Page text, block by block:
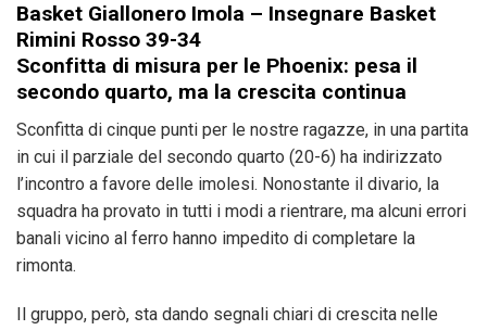
Basket Giallonero Imola – Insegnare Basket
Rimini Rosso 39-34
Sconfitta di misura per le Phoenix: pesa il
secondo quarto, ma la crescita continua
Sconfitta di cinque punti per le nostre ragazze, in una partita
in cui il parziale del secondo quarto (20-6) ha indirizzato
l’incontro a favore delle imolesi. Nonostante il divario, la
squadra ha provato in tutti i modi a rientrare, ma alcuni errori
banali vicino al ferro hanno impedito di completare la
rimonta.
Il gruppo, però, sta dando segnali chiari di crescita nelle